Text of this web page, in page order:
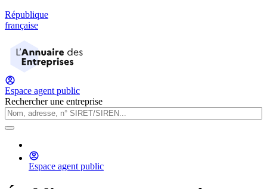
République
française
Espace agent public
Rechercher une entreprise
Espace agent public